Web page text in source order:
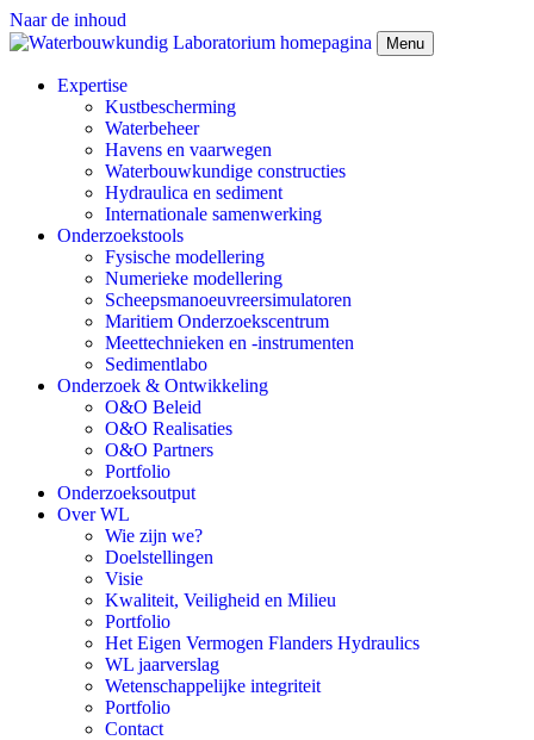
Naar de inhoud
Menu
Expertise
Kustbescherming
Waterbeheer
Havens en vaarwegen
Waterbouwkundige constructies
Hydraulica en sediment
Internationale samenwerking
Onderzoekstools
Fysische modellering
Numerieke modellering
Scheepsmanoeuvreersimulatoren
Maritiem Onderzoekscentrum
Meettechnieken en -instrumenten
Sedimentlabo
Onderzoek & Ontwikkeling
O&O Beleid
O&O Realisaties
O&O Partners
Portfolio
Onderzoeksoutput
Over WL
Wie zijn we?
Doelstellingen
Visie
Kwaliteit, Veiligheid en Milieu
Portfolio
Het Eigen Vermogen Flanders Hydraulics
WL jaarverslag
Wetenschappelijke integriteit
Portfolio
Contact